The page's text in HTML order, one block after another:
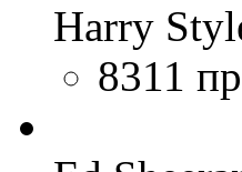
Harry
8311